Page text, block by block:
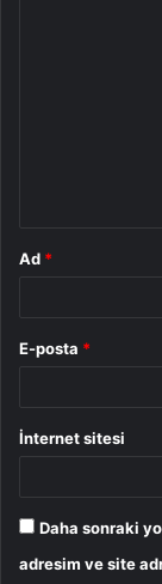
Ad *
E-posta *
İnternet sitesi
Daha sonraki
adresim ve site